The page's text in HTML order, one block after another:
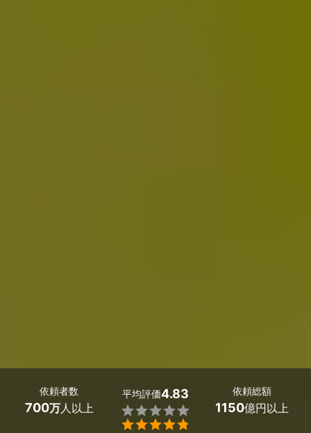
依頼者数
700万人以上
平均評価4.83


依頼総額
1150億円以上